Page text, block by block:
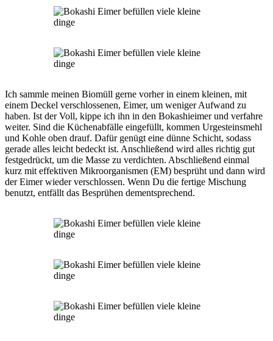
Ich sammle meinen Biomüll gerne vorher in einem kleinen, mit
einem Deckel verschlossenen, Eimer, um weniger Aufwand zu
haben. Ist der Voll, kippe ich ihn in den Bokashieimer und verfahre
weiter. Sind die Küchenabfälle eingefüllt, kommen Urgesteinsmehl
und Kohle oben drauf. Dafür genügt eine dünne Schicht, sodass
gerade alles leicht bedeckt ist. Anschließend wird alles richtig gut
festgedrückt, um die Masse zu verdichten. Abschließend einmal
kurz mit effektiven Mikroorganismen (EM) besprüht und dann wird
der Eimer wieder verschlossen. Wenn Du die fertige Mischung
benutzt, entfällt das Besprühen dementsprechend.